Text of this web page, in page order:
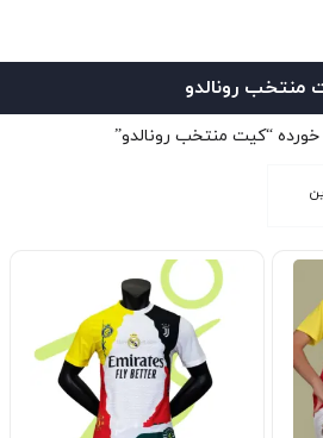
منتخب رونالدو
“کیت منتخب رونالدو”